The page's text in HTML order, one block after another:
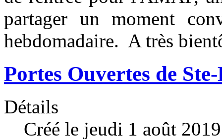
partager un moment
hebdomadaire. A très
Portes Ouvertes de
Détails
Créé le jeudi 1 août